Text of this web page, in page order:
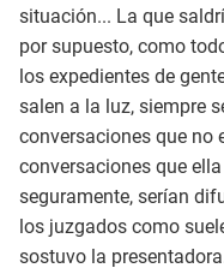
situación... La que
por supuesto, como
los expedientes de
salen a la luz, siempre
conversaciones que no
conversaciones que
seguramente, serían
los juzgados como
sostuvo la